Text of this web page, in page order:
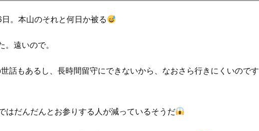
。本山のそれと何日か被る
遠いので。
話もあるし、長時間留守にできないから、なおさら行きにくいのです
はだんだんとお参りする人が減っているそうだ